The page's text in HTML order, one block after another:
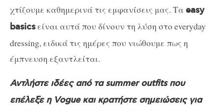
χτίζουμε καθημερινά τις εμφανίσεις μας. Ταeasy
basicsείναι αυτά που δίνουν τη λύση στο everyday
dressing, ειδικά τις ημέρες που νιώθουμε πως η
έμπνευση εξαντλείται.
Αντλήστε ιδέες από τα summer outfits που
επέλεξε η Vogue και κρατήστε σημειώσεις για